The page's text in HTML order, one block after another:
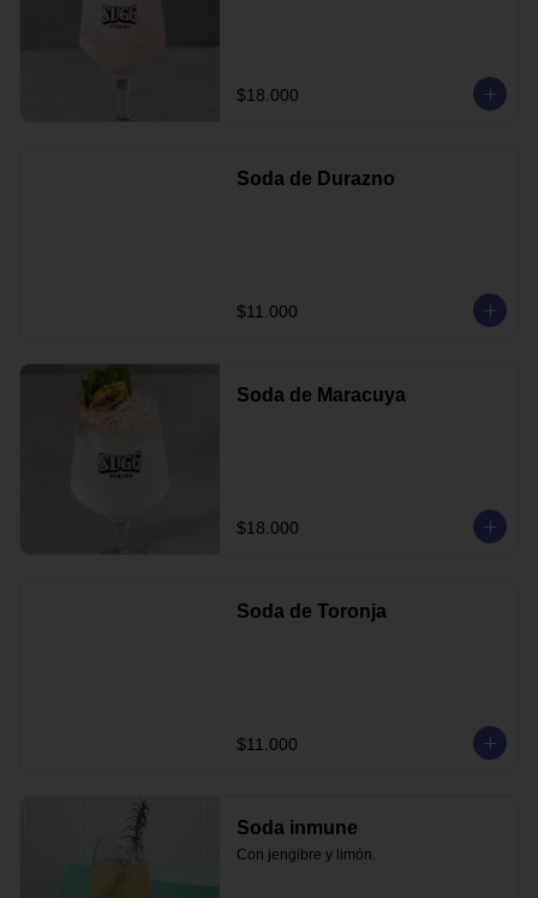
$18.000
Soda de Durazno
$11.000
Soda de Maracuya
$18.000
Soda de Toronja
$11.000
Soda inmune
Con jengibre y limón.